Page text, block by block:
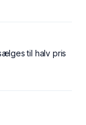
til halv pris